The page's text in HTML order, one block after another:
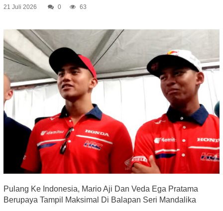
21 Juli 2026 0 63
Pulang Ke Indonesia, Mario Aji Dan Veda Ega Pratama
Berupaya Tampil Maksimal Di Balapan Seri Mandalika